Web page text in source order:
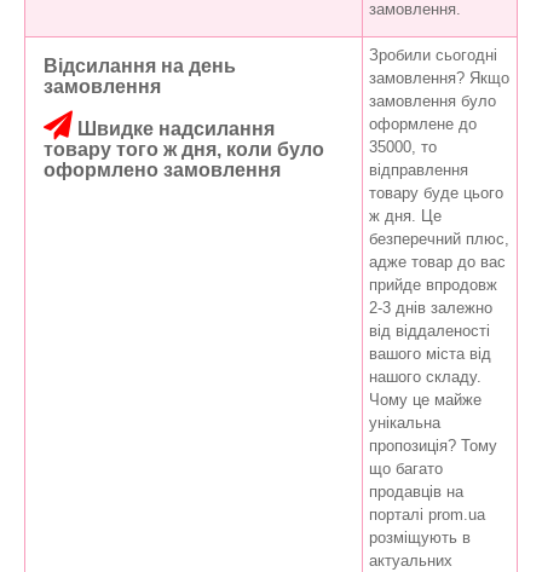
замовлення.
Відсилання на день
замовлення
Швидке надсилання
товару того ж дня, коли було
оформлено замовлення
Зробили сьогодні
замовлення? Якщо
замовлення було
оформлене до
35000, то
відправлення
товару буде цього
ж дня. Це
безперечний плюс,
адже товар до вас
прийде впродовж
2-3 днів залежно
від віддаленості
вашого міста від
нашого складу.
Чому це майже
унікальна
пропозиція? Тому
що багато
продавців на
порталі prom.ua
розміщують в
актуальних